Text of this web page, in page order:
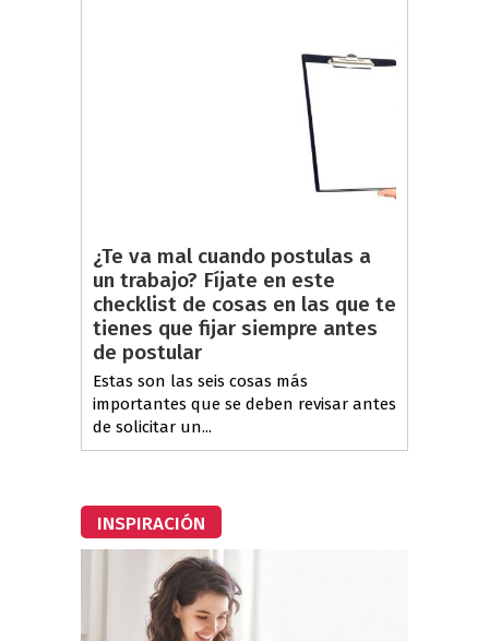
¿Te va mal cuando postulas a
un trabajo? Fíjate en este
checklist de cosas en las que te
tienes que fijar siempre antes
de postular
Estas son las seis cosas más
importantes que se deben revisar antes
de solicitar un...
INSPIRACIÓN